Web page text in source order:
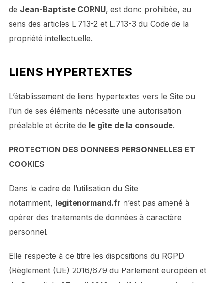
de Jean-Baptiste CORNU, est donc prohibée, au
sens des articles L.713-2 et L.713-3 du Code de la
propriété intellectuelle.
LIENS HYPERTEXTES
L’établissement de liens hypertextes vers le Site ou
l’un de ses éléments nécessite une autorisation
préalable et écrite de le gîte de la consoude.
PROTECTION DES DONNEES PERSONNELLES ET
COOKIES
Dans le cadre de l’utilisation du Site
notamment, legitenormand.fr n’est pas amené à
opérer des traitements de données à caractère
personnel.
Elle respecte à ce titre les dispositions du RGPD
(Règlement (UE) 2016/679 du Parlement européen et